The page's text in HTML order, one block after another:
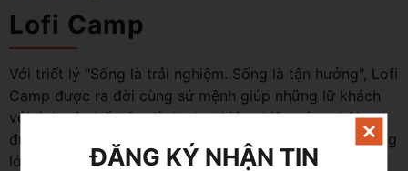
Lofi Camp
Với triết lý "Sống là trải nghiệm. Sống là tận hưởng", Lofi
Camp được ra đời cùng sứ mệnh giúp những lữ khách
với tình yêu bất tận dành cho thiên nhiên có cơ hội
được sống, được hòa mình vào khoảng không gian rộng
lớn và kì vĩ ấy.ĐĂNG KÝ NHẬN TIN